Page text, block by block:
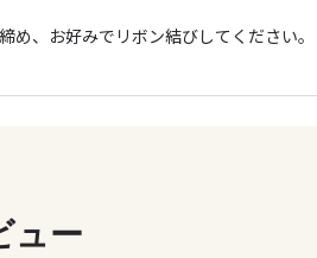
め、お好みでリボン結びしてください。
ュー